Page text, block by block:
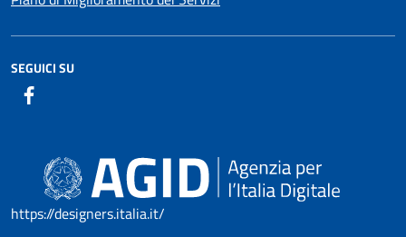
SEGUICI SU
https://designers.italia.it/